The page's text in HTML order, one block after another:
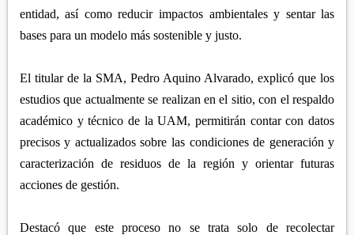
entidad, así como reducir impactos ambientales y sentar las
bases para un modelo más sostenible y justo.
El titular de la SMA, Pedro Aquino Alvarado, explicó que los
estudios que actualmente se realizan en el sitio, con el respaldo
académico y técnico de la UAM, permitirán contar con datos
precisos y actualizados sobre las condiciones de generación y
caracterización de residuos de la región y orientar futuras
acciones de gestión.
Destacó que este proceso no se trata solo de recolectar